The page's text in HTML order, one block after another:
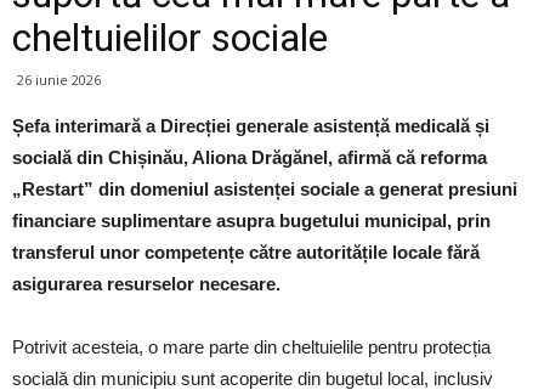
cheltuielilor sociale
26 iunie 2026
Șefa interimară a Direcției generale asistență medicală și
socială din Chișinău, Aliona Drăgănel, afirmă că reforma
„Restart” din domeniul asistenței sociale a generat presiuni
financiare suplimentare asupra bugetului municipal, prin
transferul unor competențe către autoritățile locale fără
asigurarea resurselor necesare.
Potrivit acesteia, o mare parte din cheltuielile pentru protecția
socială din municipiu sunt acoperite din bugetul local, inclusiv